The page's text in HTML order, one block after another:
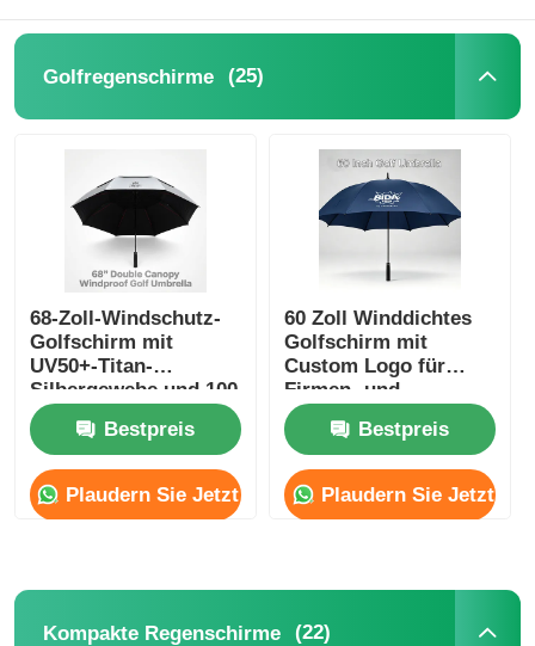
Golfregenschirme (25)
68-Zoll-Windschutz-
Golfschirm mit
UV50+-Titan-
Silbergewebe und 100
km/h Windwiderstand
Bestpreis
Plaudern Sie Jetzt
60 Zoll Winddichtes
Golfschirm mit
Custom Logo für
Firmen- und
Werbezwecke
Bestpreis
Plaudern Sie Jetzt
Kompakte Regenschirme (22)